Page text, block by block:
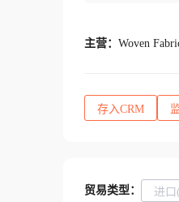
主营： Woven
存入CRM
贸易类型： 进口